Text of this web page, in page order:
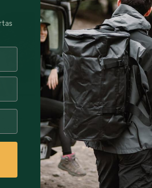
Corta
64% Off
Polera Hombre Deportiva Manga
Corta Boyak DryCool Lhotse
$5,990 $16,990